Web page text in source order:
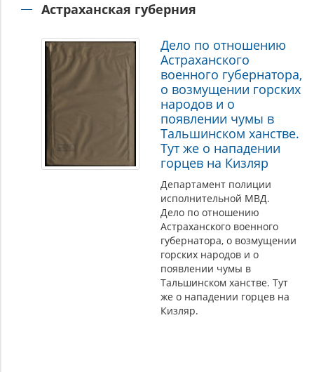
Астраханская губерния
Дело по отношению
Астраханского
военного губернатора,
о возмущении горских
народов и о
появлении чумы в
Тальшинском ханстве.
Тут же о нападении
горцев на Кизляр
Департамент полиции
исполнительной МВД.
Дело по отношению
Астраханского военного
губернатора, о возмущении
горских народов и о
появлении чумы в
Тальшинском ханстве. Тут
же о нападении горцев на
Кизляр.